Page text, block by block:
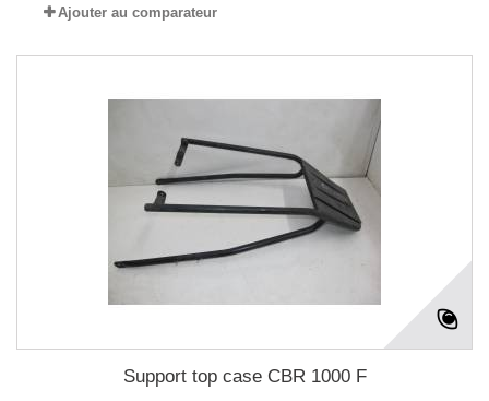
Ajouter au comparateur
Support top case CBR 1000 F